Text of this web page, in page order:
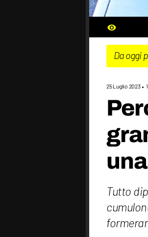
Da oggi
25 Luglio 2023
Tutto